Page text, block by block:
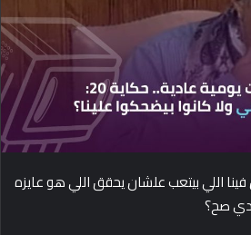
اللي بيتعب علشان يحقق اللي هو عايزه
دي صح؟